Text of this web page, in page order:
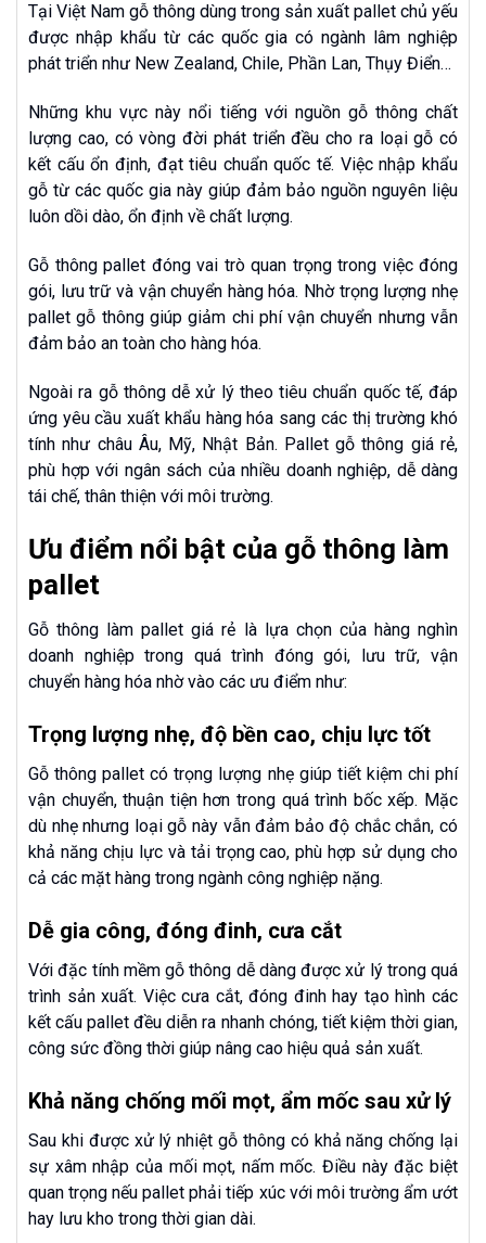
Tại Việt Nam gỗ thông dùng trong sản xuất pallet chủ yếu
được nhập khẩu từ các quốc gia có ngành lâm nghiệp
phát triển như New Zealand, Chile, Phần Lan, Thụy Điển…
Những khu vực này nổi tiếng với nguồn gỗ thông chất
lượng cao, có vòng đời phát triển đều cho ra loại gỗ có
kết cấu ổn định, đạt tiêu chuẩn quốc tế. Việc nhập khẩu
gỗ từ các quốc gia này giúp đảm bảo nguồn nguyên liệu
luôn dồi dào, ổn định về chất lượng.
Gỗ thông pallet đóng vai trò quan trọng trong việc đóng
gói, lưu trữ và vận chuyển hàng hóa. Nhờ trọng lượng nhẹ
pallet gỗ thông giúp giảm chi phí vận chuyển nhưng vẫn
đảm bảo an toàn cho hàng hóa.
Ngoài ra gỗ thông dễ xử lý theo tiêu chuẩn quốc tế, đáp
ứng yêu cầu xuất khẩu hàng hóa sang các thị trường khó
tính như châu Âu, Mỹ, Nhật Bản. Pallet gỗ thông giá rẻ,
phù hợp với ngân sách của nhiều doanh nghiệp, dễ dàng
tái chế, thân thiện với môi trường.
Ưu điểm nổi bật của gỗ thông làm
pallet
Gỗ thông làm pallet giá rẻ là lựa chọn của hàng nghìn
doanh nghiệp trong quá trình đóng gói, lưu trữ, vận
chuyển hàng hóa nhờ vào các ưu điểm như:
Trọng lượng nhẹ, độ bền cao, chịu lực tốt
Gỗ thông pallet có trọng lượng nhẹ giúp tiết kiệm chi phí
vận chuyển, thuận tiện hơn trong quá trình bốc xếp. Mặc
dù nhẹ nhưng loại gỗ này vẫn đảm bảo độ chắc chắn, có
khả năng chịu lực và tải trọng cao, phù hợp sử dụng cho
cả các mặt hàng trong ngành công nghiệp nặng.
Dễ gia công, đóng đinh, cưa cắt
Với đặc tính mềm gỗ thông dễ dàng được xử lý trong quá
trình sản xuất. Việc cưa cắt, đóng đinh hay tạo hình các
kết cấu pallet đều diễn ra nhanh chóng, tiết kiệm thời gian,
công sức đồng thời giúp nâng cao hiệu quả sản xuất.
Khả năng chống mối mọt, ẩm mốc sau xử lý
Sau khi được xử lý nhiệt gỗ thông có khả năng chống lại
sự xâm nhập của mối mọt, nấm mốc. Điều này đặc biệt
quan trọng nếu pallet phải tiếp xúc với môi trường ẩm ướt
hay lưu kho trong thời gian dài.